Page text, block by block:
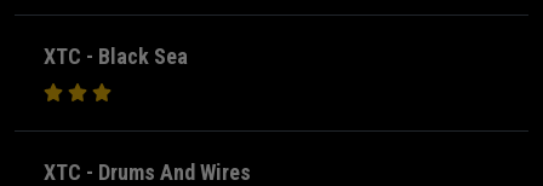
XTC - Black Sea
XTC - Drums And Wires